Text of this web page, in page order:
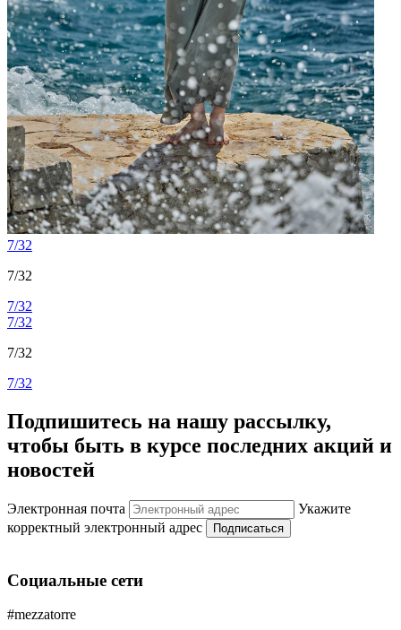
7/32
7/32
7/32
7/32
7/32
7/32
Подпишитесь на нашу рассылку,
чтобы быть в курсе последних акций и
новостей
Электронная почта
Укажите
корректный электронный адрес
Подписаться
Социальные сети
#mezzatorre